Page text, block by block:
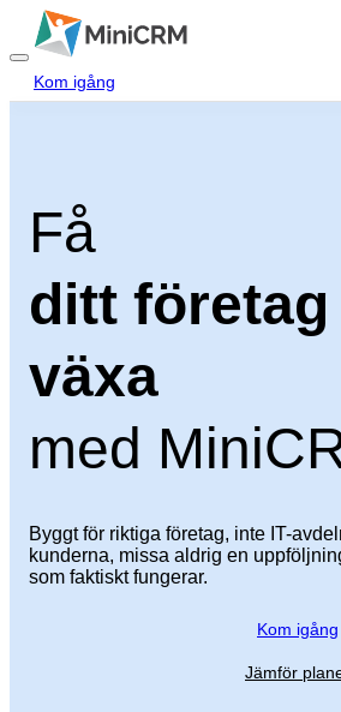
Produkter
Priser
Blogg
Kom igång
Få
ditt
växa
med
Byggt för riktiga företag, inte IT-
kunderna, missa aldrig en
som faktiskt fungerar.
Kom igång
Jämför